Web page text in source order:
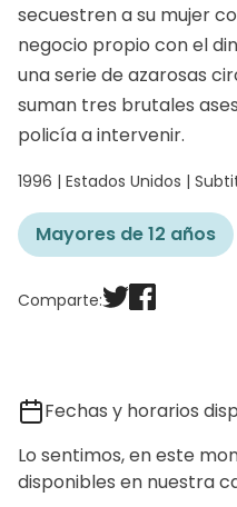
secuestren a su mujer
negocio propio con el
una serie de azarosas
suman tres brutales
policía a intervenir.
1996 | Estados Unidos |
Mayores de 12 años
Comparte:
Fechas y horarios
Lo sentimos, en este
disponibles en nuestra